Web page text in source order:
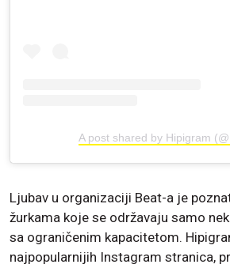
A post shared by Hipigram
Ljubav u organizaciji Beat-a je
žurkama koje se održavaju samo
sa ograničenim kapacitetom.
najpopularnijih Instagram stranica,